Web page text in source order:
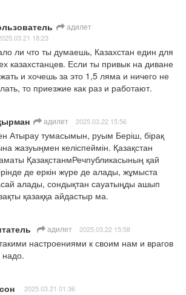
адилет
18:23
ли что ты думаешь, Казахстан един для
казахстанцев. Если ты привык на диване
и хочешь за это 1,5 ляма и ничего не
то приезжие как раз и работают.
адилет 2025.03.22 15:56
Атырау тумасымын, руым Беріш, бірақ
жазуыңмен келіспеймін. Қазақстан
ҚазақстанмРечпубликасының қай
де еркін жүре де алады, жұмыста
алады, сондықтан сауатыңды ашып
қазаққа айдастыр ма.
адилет 2025.03.22 15:58
настроениями к своим нам и врагов
надо.
2025.03.21 01:36